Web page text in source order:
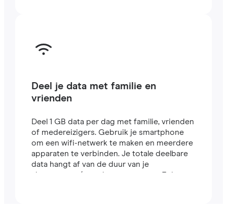
Deel je data met familie en
vrienden
Deel 1 GB data per dag met familie, vrienden
of medereizigers. Gebruik je smartphone
om een wifi-netwerk te maken en meerdere
apparaten te verbinden. Je totale deelbare
data hangt af van de duur van je
abonnement (een abonnement van 7 dagen